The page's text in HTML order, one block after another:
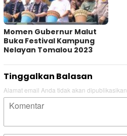
Momen Gubernur Malut
Buka Festival Kampung
Nelayan Tomalou 2023
Tinggalkan Balasan
Alamat email Anda tidak akan dipublikasikan.